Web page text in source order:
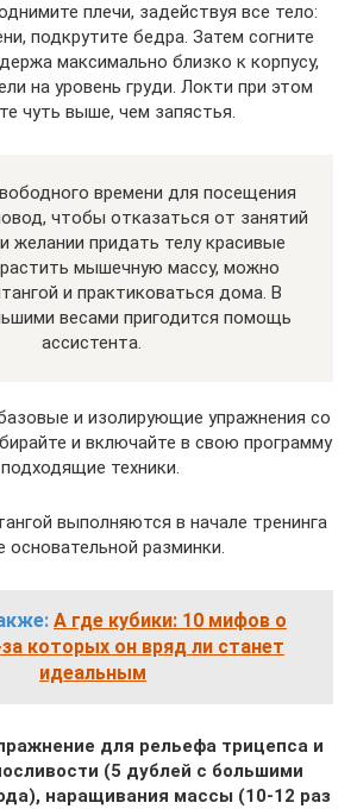
плечи, задействуя все тело:
подкрутите бедра. Затем согните
максимально близко к корпусу,
на уровень груди. Локти при этом
чуть выше, чем запястья.
времени для посещения
чтобы отказаться от занятий
желании придать телу красивые
мышечную массу, можно
и практиковаться дома. В
весами пригодится помощь
ассистента.
и изолирующие упражнения со
и включайте в свою программу
подходящие техники.
выполняются в начале тренинга
основательной разминки.
А где кубики: 10 мифов о
за которых он вряд ли станет
идеальным
для рельефа трицепса и
(5 дублей с большими
наращивания массы (10-12 раз